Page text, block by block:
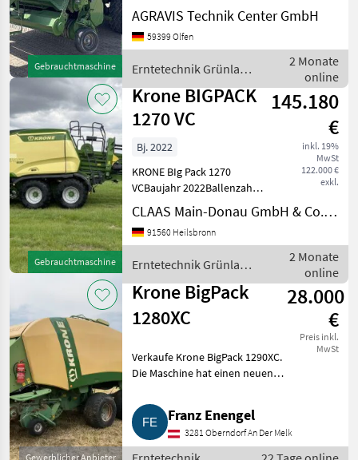
Gebrauchtmaschine
gebr. Krone Big Pack 1270
VC 0020 Untenanhängung
K80 0030 Tandemachse
Fahrwerk 0050 Zentralschm
AGRAVIS Technik Center GmbH
59399 Olfen
Erntetechnik Grünland
/ Krone
2 Monate
online
Gebrauchtmaschine
Krone BIGPACK
1270 VC
145.180
€
inkl. 19%
MwSt
122.000 €
exkl.
Bj. 2022
KRONE BIg Pack 1270
VCBaujahr 2022Ballenzahl
ca.
BodenISOBUSPick Up 2, 30
51SchneidesystemKetten
CLAAS Main-Donau GmbH & Co. KG, Heilsbronn
91560 Heilsbronn
Erntetechnik Grünland
/ Krone
2 Monate
online
Gewerblicher Anbieter
Krone BigPack
1280XC
28.000
€
Preis inkl.
MwSt
Verkaufe Krone BigPack 1290XC.
Die Maschine hat einen neuen
nicht sagen, wie viele Ballen sie
drauf hat. Die Presse
funktioniert. 26 Messe
Franz Enengel
3281 Oberndorf An Der Melk